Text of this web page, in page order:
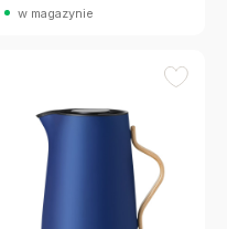
w magazynie